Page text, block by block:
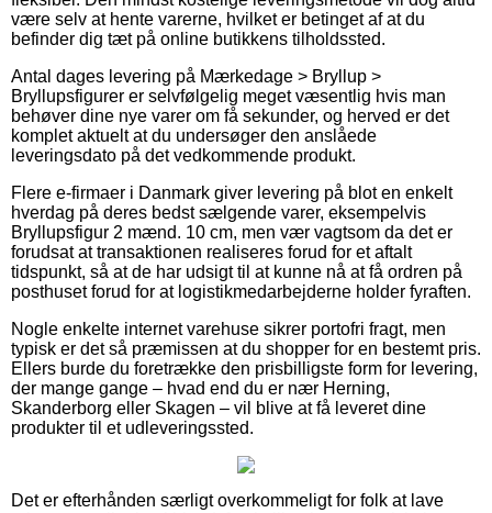
være selv at hente varerne, hvilket er betinget af at du
befinder dig tæt på online butikkens tilholdssted.
Antal dages levering på Mærkedage > Bryllup >
Bryllupsfigurer er selvfølgelig meget væsentlig hvis man
behøver dine nye varer om få sekunder, og herved er det
komplet aktuelt at du undersøger den anslåede
leveringsdato på det vedkommende produkt.
Flere e-firmaer i Danmark giver levering på blot en enkelt
hverdag på deres bedst sælgende varer, eksempelvis
Bryllupsfigur 2 mænd. 10 cm, men vær vagtsom da det er
forudsat at transaktionen realiseres forud for et aftalt
tidspunkt, så at de har udsigt til at kunne nå at få ordren på
posthuset forud for at logistikmedarbejderne holder fyraften.
Nogle enkelte internet varehuse sikrer portofri fragt, men
typisk er det så præmissen at du shopper for en bestemt pris.
Ellers burde du foretrække den prisbilligste form for levering,
der mange gange – hvad end du er nær Herning,
Skanderborg eller Skagen – vil blive at få leveret dine
produkter til et udleveringssted.
Det er efterhånden særligt overkommeligt for folk at lave